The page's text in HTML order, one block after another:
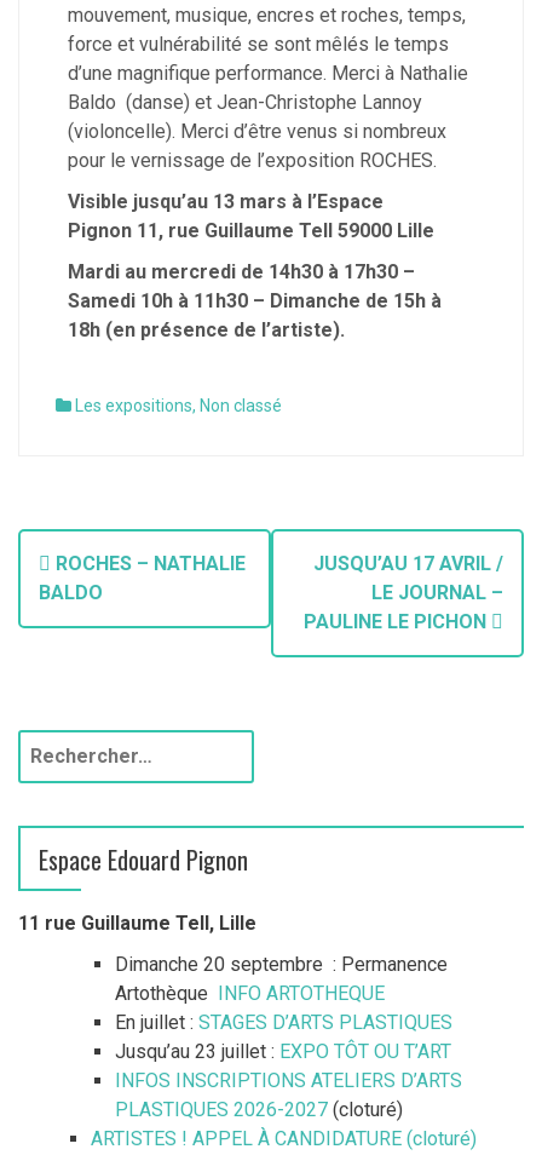
mouvement, musique, encres et roches, temps,
force et vulnérabilité se sont mêlés le temps
d’une magnifique performance. Merci à Nathalie
Baldo (danse) et Jean-Christophe Lannoy
(violoncelle). Merci d’être venus si nombreux
pour le vernissage de l’exposition ROCHES.
Visible jusqu’au 13 mars à l’Espace
Pignon 11, rue Guillaume Tell 59000 Lille
Mardi au mercredi de 14h30 à 17h30 –
Samedi 10h à 11h30 – Dimanche de 15h à
18h (en présence de l’artiste).
Les expositions, Non classé
ROCHES – NATHALIE
BALDO
JUSQU’AU 17 AVRIL /
LE JOURNAL –
PAULINE LE PICHON
Espace Edouard Pignon
11 rue Guillaume Tell, Lille
Dimanche 20 septembre : Permanence
Artothèque
INFO ARTOTHEQUE
En juillet : STAGES D’ARTS PLASTIQUES
Jusqu’au 23 juillet : EXPO TÔT OU T’ART
INFOS INSCRIPTIONS ATELIERS D’ARTS
PLASTIQUES 2026-2027 (cloturé)
ARTISTES ! APPEL À CANDIDATURE (cloturé)